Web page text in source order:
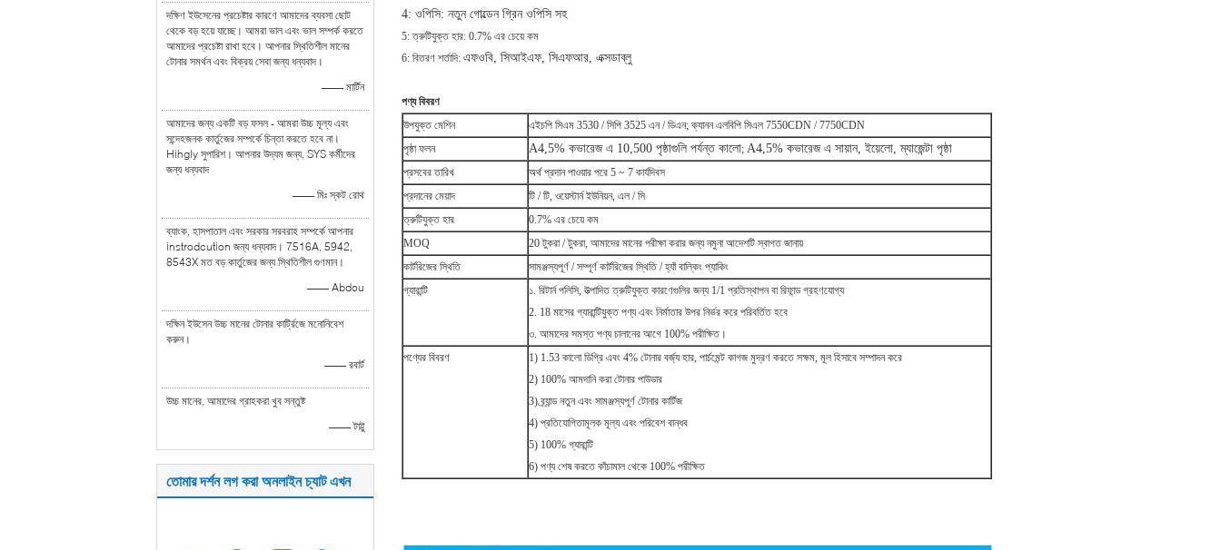
দক্ষিণ ইউসেনের প্রচেষ্টার কারণে আমাদের ব্যবসা ছোট
থেকে বড় হয়ে যাচ্ছে। আমরা ভাল এবং ভাল সম্পর্ক করতে
আমাদের প্রচেষ্টা রাখা হবে। আপনার স্থিতিশীল মানের
টোনার সমর্থন এবং বিক্রয় সেবা জন্য ধন্যবাদ।
—— মার্টিন
আমাদের জন্য একটি বড় ফসল - আমরা উচ্চ মূল্য এবং
সন্দেহজনক কার্তুজের সম্পর্কে চিন্তা করতে হবে না।
Hihgly সুপারিশ। আপনার উদ্যম জন্য, SYS কর্মীদের
জন্য ধন্যবাদ
—— মিঃ স্কট রোথ
ব্যাংক, হাসপাতাল এবং সরকার সরবরাহ সম্পর্কে আপনার
instrodcution জন্য ধন্যবাদ। 7516A, 5942,
8543X মত বড় কার্তুজের জন্য স্থিতিশীল গুণমান।
—— Abdou
দক্ষিন ইউসেন উচ্চ মানের টোনার কার্ট্রিজে মনোনিবেশ
করুন।
—— রবার্ট
উচ্চ মানের, আমাদের গ্রাহকরা খুব সন্তুষ্ট
—— টাট্টু
তোমার দর্শন লগ করা অনলাইন চ্যাট এখন
4: ওপিসি: নতুন গোল্ডেন গ্রিন ওপিসি সহ
5: ত্রুটিযুক্ত হার: 0.7% এর চেয়ে কম
6: বিতরণ শর্তাদি: এফওবি, সিআইএফ, সিএফআর, এক্সডাব্লু
পণ্য বিবরণ
উপযুক্ত মেশিন
এইচপি সিএম 3530 / সিপি 3525 এন / ডিএন; ক্যানন এলবিপি সিএল 7550CDN / 7750CDN
পৃষ্ঠা ফলন
A4,5% কভারেজ এ 10,500 পৃষ্ঠাগুলি পর্যন্ত কালো; A4,5% কভারেজ এ সায়ান, ইয়েলো, ম্যাজেন্টা পৃষ্ঠা
প্রসবের তারিখ
অর্থ প্রদান পাওয়ার পরে 5 ~ 7 কার্যদিবস
প্রদানের মেয়াদ
টি / টি, ওয়েস্টার্ন ইউনিয়ন, এল / সি
ত্রুটিযুক্ত হার
0.7% এর চেয়ে কম
MOQ
20 টুকরা / টুকরা, আমাদের মানের পরীক্ষা করার জন্য নমুনা আদেশটি স্বাগত জানায়
কার্টরিজের স্থিতি
সামঞ্জস্যপূর্ণ / সম্পূর্ণ কার্টরিজের স্থিতি / হ্যাঁ বাল্কিং প্যাকিং
গ্যারান্টি
১. রিটার্ন পলিসি, উত্পাদিত ত্রুটিযুক্ত কারণেগুলির জন্য 1/1 প্রতিস্থাপন বা রিফান্ড গ্রহণযোগ্য
2. 18 মাসের গ্যারান্টিযুক্ত পণ্য এবং নির্মাতার উপর নির্ভর করে পরিবর্তিত হবে
৩. আমাদের সমস্ত পণ্য চালানের আগে 100% পরীক্ষিত।
পণ্যের বিবরণ
1) 1.53 কালো ডিগ্রি এবং 4% টোনার বর্জ্য হার, পার্চমেন্ট কাগজ মুদ্রণ করতে সক্ষম, মূল হিসাবে সম্পাদন করে
2) 100% আমদানি করা টোনার পাউডার
3) ব্র্যান্ড নতুন এবং সামঞ্জস্যপূর্ণ টোনার কার্টিজ
4) প্রতিযোগিতামূলক মূল্য এবং পরিবেশ বান্ধব
5) 100% গ্যারান্টি
6) পণ্য শেষ করতে কাঁচামাল থেকে 100% পরীক্ষিত